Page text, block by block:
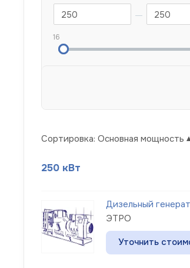
16
Сортировка: Основная мощность
250 кВт
Дизельный
ЭТРО
Уточнить